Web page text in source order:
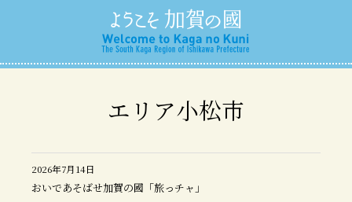
エリア小松市
2026年7月14日
おいであそばせ加賀の國「旅っチャ」